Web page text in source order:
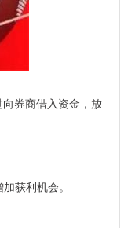
券商借入资金，放
获利机会。